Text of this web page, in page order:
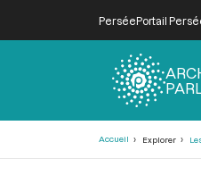
PerséePortail
Accueil Explorer